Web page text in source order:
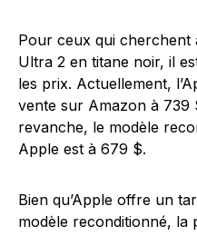
Pour ceux qui cherchent
Ultra 2 en titane noir, il
les prix. Actuellement,
vente sur Amazon à 739
revanche, le modèle
Apple est à 679 $.
Bien qu’Apple offre un
modèle reconditionné,